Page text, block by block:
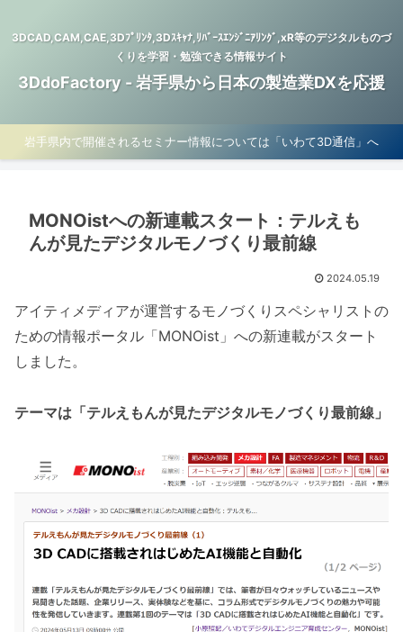
3DCAD,CAM,CAE,3Dﾌﾟﾘﾝﾀ,3Dｽｷｬﾅ,ﾘﾊﾞｰｽｴﾝｼﾞﾆｱﾘﾝｸﾞ,xR等のデジタルものづ
くりを学習・勉強できる情報サイト
3DdoFactory - 岩手県から日本の製造業DXを応援
岩手県内で開催されるセミナー情報については「いわて3D通信」へ
MONOistへの新連載スタート：テルえも
んが見たデジタルモノづくり最前線
2024.05.19
アイティメディアが運営するモノづくりスペシャリストの
ための情報ポータル「MONOist」への新連載がスタート
しました。
テーマは「テルえもんが見たデジタルモノづくり最前線」